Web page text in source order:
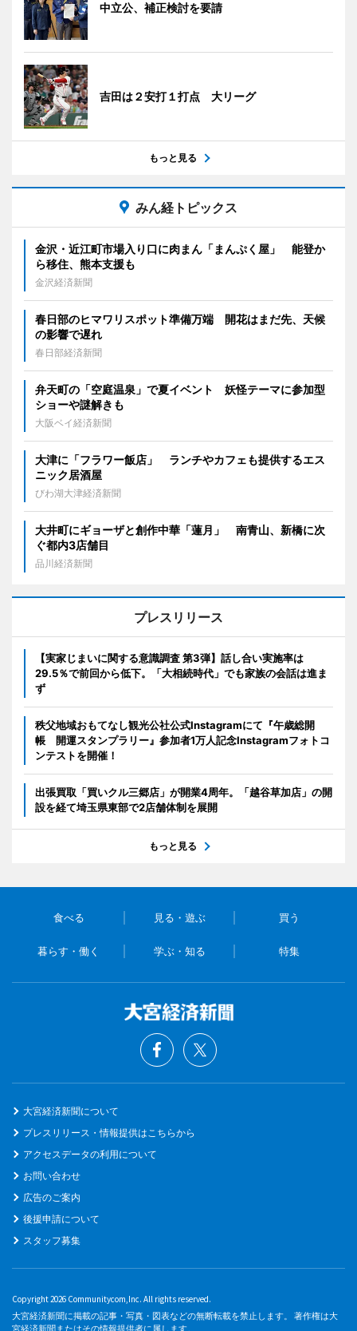
中立公、補正検討を要請
吉田は２安打１打点 大リーグ
もっと見る
みん経トピックス
金沢・近江町市場入り口に肉まん「まんぷく屋」 能登か
ら移住、熊本支援も
金沢経済新聞
春日部のヒマワリスポット準備万端 開花はまだ先、天候
の影響で遅れ
春日部経済新聞
弁天町の「空庭温泉」で夏イベント 妖怪テーマに参加型
ショーや謎解きも
大阪ベイ経済新聞
大津に「フラワー飯店」 ランチやカフェも提供するエス
ニック居酒屋
びわ湖大津経済新聞
大井町にギョーザと創作中華「蓮月」 南青山、新橋に次
ぐ都内3店舗目
品川経済新聞
プレスリリース
【実家じまいに関する意識調査 第3弾】話し合い実施率は
29.5％で前回から低下。「大相続時代」でも家族の会話は進ま
ず
秩父地域おもてなし観光公社公式Instagramにて『午歳総開
帳 開運スタンプラリー』参加者1万人記念Instagramフォトコ
ンテストを開催！
出張買取「買いクル三郷店」が開業4周年。「越谷草加店」の開
設を経て埼玉県東部で2店舗体制を展開
もっと見る
食べる 見る・遊ぶ 買う
暮らす・働く 学ぶ・知る 特集
大宮経済新聞について
プレスリリース・情報提供はこちらから
アクセスデータの利用について
お問い合わせ
広告のご案内
後援申請について
スタッフ募集
Copyright 2026 Communitycom,Inc. All rights reserved.
大宮経済新聞に掲載の記事・写真・図表などの無断転載を禁止します。 著作権は大
宮経済新聞またはその情報提供者に属します。